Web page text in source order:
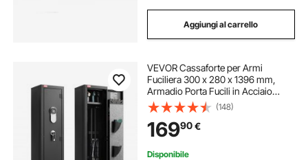
Aggiungi al carrello
VEVOR Cassaforte per Armi
Fuciliera 300 x 280 x 1396 mm,
Armadio Porta Fucili in Acciaio
Laminato a Freddo per Impieghi
Gravosi, Ampio Armadio Porta
Armi Lunghe con Serratura a
Chiave, Richiede Installazione
(148)
16990€
Disponibile